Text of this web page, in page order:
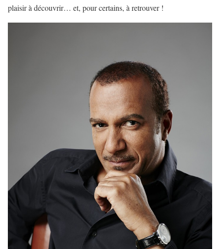
plaisir à découvrir… et, pour certains, à retrouver !